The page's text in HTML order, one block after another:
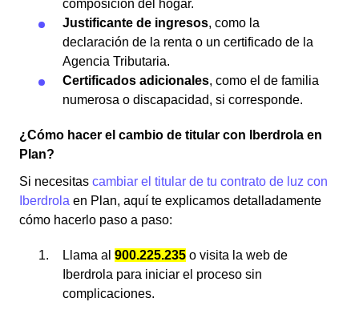
composición del hogar.
Justificante de ingresos, como la
declaración de la renta o un certificado de la
Agencia Tributaria.
Certificados adicionales, como el de familia
numerosa o discapacidad, si corresponde.
¿Cómo hacer el cambio de titular con Iberdrola en
Plan?
Si necesitas cambiar el titular de tu contrato de luz con
Iberdrola en Plan, aquí te explicamos detalladamente
cómo hacerlo paso a paso:
Llama al 900.225.235 o visita la web de
Iberdrola para iniciar el proceso sin
complicaciones.